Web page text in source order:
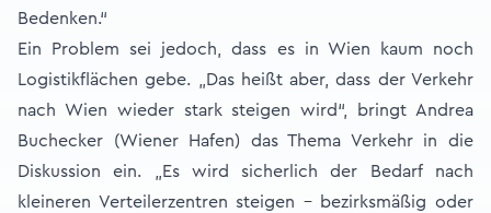
Bedenken.“
Ein Problem sei jedoch, dass es in Wien kaum noch
Logistikflächen gebe. „Das heißt aber, dass der Verkehr
nach Wien wieder stark steigen wird“, bringt Andrea
Buchecker (Wiener Hafen) das Thema Verkehr in die
Diskussion ein. „Es wird sicherlich der Bedarf nach
kleineren Verteilerzentren steigen – bezirksmäßig oder